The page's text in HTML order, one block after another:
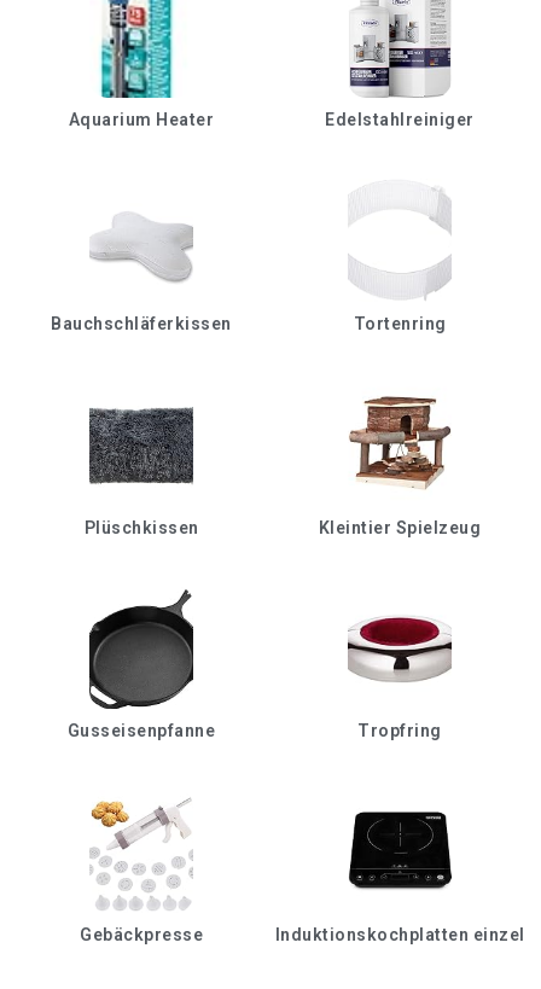
Aquarium Heater Edelstahlreiniger
Bauchschläferkissen Tortenring
Plüschkissen Kleintier Spielzeug
Gusseisenpfanne Tropfring
Gebäckpresse Induktionskochplatten einzel